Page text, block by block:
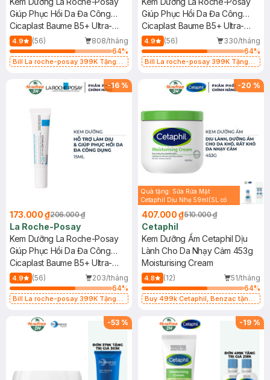
Giúp Phục Hồi Da Đa Công
Dụng 40ml
Cicaplast Baume B5+ Ultra-
Repairing Soothing Balm
4.9 (56)
808/tháng
64%
Bill La roche-posay 399K Tặng
(SL có hạn)
Giúp Phục Hồi Da Đa Công
Dụng 100ml
Cicaplast Baume B5+ Ultra-
Repairing Soothing Balm
4.9 (56)
330/tháng
64%
Bill La roche-posay 399K Tặng
(SL có hạn)
-16 %
173.000 ₫206.000 ₫
La Roche-Posay
Kem Dưỡng La Roche-Posay
Giúp Phục Hồi Da Đa Công
Dụng 15ml
Cicaplast Baume B5+ Ultra-
Repairing Soothing Balm
4.9 (56)
203/tháng
64%
Bill La roche-posay 399K Tặng
(SL có hạn)
-20 %
Quà tặng: Sữa Rửa Mặt
Cetaphil Dịu Nhẹ 59ml(SL có
407.000 ₫510.000 ₫
Cetaphil
Kem Dưỡng Ẩm Cetaphil Dịu
Lành Cho Da Nhạy Cảm 453g
Moisturising Cream
4.8 (12)
51/tháng
64%
Buy 499k Cetaphil, Benzac tặng
-53 % -19 %